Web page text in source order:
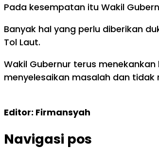
Pada kesempatan itu Wakil
Banyak hal yang perlu diberikan
Tol Laut.
Wakil Gubernur terus
menyelesaikan masalah dan
Editor: Firmansyah
Navigasi pos